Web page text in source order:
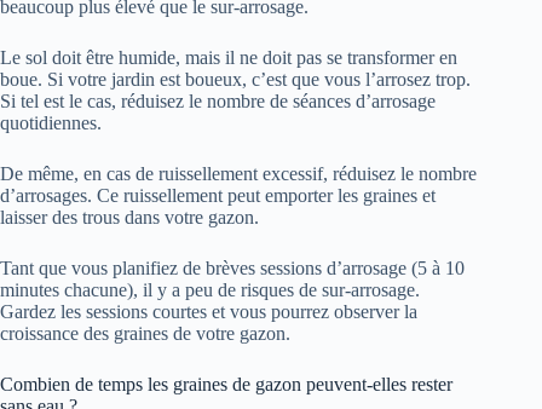
beaucoup plus élevé que le sur-arrosage.
Le sol doit être humide, mais il ne doit pas se transformer en
boue. Si votre jardin est boueux, c’est que vous l’arrosez trop.
Si tel est le cas, réduisez le nombre de séances d’arrosage
quotidiennes.
De même, en cas de ruissellement excessif, réduisez le nombre
d’arrosages. Ce ruissellement peut emporter les graines et
laisser des trous dans votre gazon.
Tant que vous planifiez de brèves sessions d’arrosage (5 à 10
minutes chacune), il y a peu de risques de sur-arrosage.
Gardez les sessions courtes et vous pourrez observer la
croissance des graines de votre gazon.
Combien de temps les graines de gazon peuvent-elles rester